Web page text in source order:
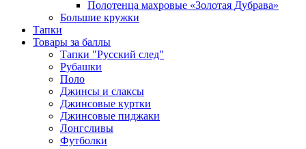
Полотенца махровые «Золотая Дубрава»
Большие кружки
Тапки
Товары за баллы
Тапки "Русский след"
Рубашки
Поло
Джинсы и слаксы
Джинсовые куртки
Джинсовые пиджаки
Лонгсливы
Футболки